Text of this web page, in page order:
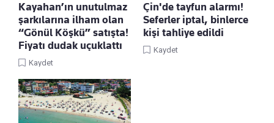
Kayahan’ın unutulmaz
şarkılarına ilham olan
“Gönül Köşkü” satışta!
Fiyatı dudak uçuklattı
Kaydet
Çin'de tayfun alarmı!
Seferler iptal, binlerce
kişi tahliye edildi
Kaydet